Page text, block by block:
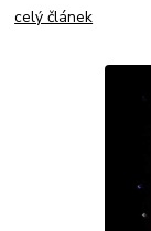
celý článek